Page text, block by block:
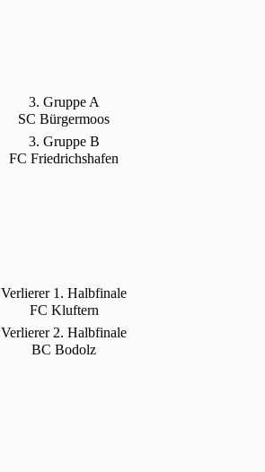
3. Gruppe A
SC Bürgermoos
3. Gruppe B
FC Friedrichshafen
Verlierer 1. Halbfinale
FC Kluftern
Verlierer 2. Halbfinale
BC Bodolz